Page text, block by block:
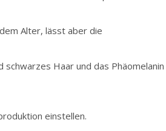
Alter, lässt aber die
Haar und das Phäomelanin
einstellen.